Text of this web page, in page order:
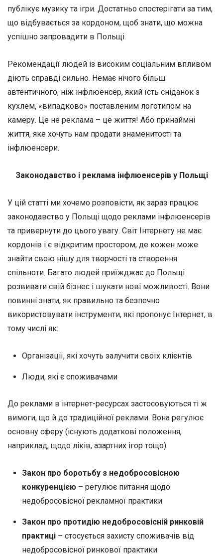
публікує музику та ігри. Достатньо спостерігати за тим,
що відбувається за кордоном, щоб знати, що можна
успішно запровадити в Польщі.
Рекомендації людей із високим соціальним впливом
діють справді сильно. Немає нічого більш
автентичного, ніж інфлюенсер, який їсть сніданок з
кухлем, «випадково» поставленим логотипом на
камеру. Це не реклама – це життя! Або принаймні
життя, яке хочуть нам продати знаменитості та
інфлюенсери.
Законодавство і реклама інфлюенсерів у Польщі
У цій статті ми хочемо розповісти, як зараз працює
законодавство у Польщі щодо реклами інфлюенсерів
та привернути до цього увагу. Світ Інтернету не має
кордонів і є відкритим простором, де кожен може
знайти свою нішу для творчості та створення
спільноти. Багато людей приїжджає до Польщі
розвивати свій бізнес і шукати нові можливості. Вони
повинні знати, як правильно та безпечно
використовувати інструменти, які пропонує Інтернет, в
тому числі як:
Організації, які хочуть залучити своїх клієнтів
Люди, які є споживачами
До реклами в інтернет-ресурсах застосовуються ті ж
вимоги, що й до традиційної реклами. Вона регулює
основну сферу (існують додаткові положення,
наприклад, щодо ліків, азартних ігор тощо)
Закон про боротьбу з недобросовісною
конкуренцією – регулює питання щодо
недобросовісної рекламної практики
Закон про протидію недобросовісній ринковій
практиці– стосується захисту споживачів від
недобросовісної ринкової практики